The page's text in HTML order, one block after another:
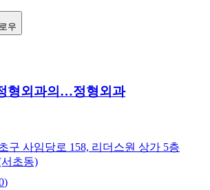
우
형외과의…정형외과
구 사임당로 158, 리더스원 상가 5층
서초동)
)